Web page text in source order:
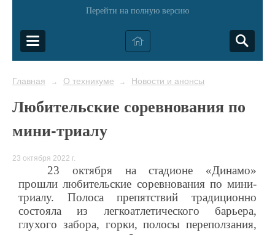
Перейти на полную версию
Главная → О техникуме → Новости и анонсы
Любительские соревнования по
мини-триалу
23 октября 2022 г.
23 октября на стадионе «Динамо»
прошли любительские соревнования по мини-
триалу. Полоса препятствий традиционно
состояла из легкоатлетического барьера,
глухого забора, горки, полосы переползания,